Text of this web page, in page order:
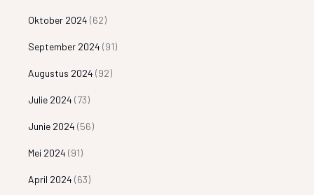
Oktober 2024 (62)
September 2024 (91)
Augustus 2024 (92)
Julie 2024 (73)
Junie 2024 (56)
Mei 2024 (91)
April 2024 (63)